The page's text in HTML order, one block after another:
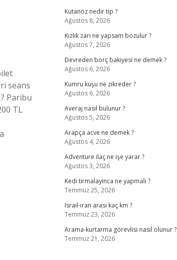
seans
Paribu
TL
Kutanöz nedir tip ?
Ağustos 8, 2026
Kızlık zarı ne yapsam bozulur ?
Ağustos 7, 2026
Devreden borç bakiyesi ne demek ?
Ağustos 6, 2026
Kumru kuşu ne zikreder ?
Ağustos 6, 2026
Averaj nasıl bulunur ?
Ağustos 5, 2026
Arapça acve ne demek ?
Ağustos 4, 2026
Adventure ilaç ne işe yarar ?
Ağustos 3, 2026
Kedi tirmalayinca ne yapmalı ?
Temmuz 25, 2026
Israıl-ıran arası kaç km ?
Temmuz 23, 2026
Arama-kurtarma görevlisi nasıl olunur ?
Temmuz 21, 2026